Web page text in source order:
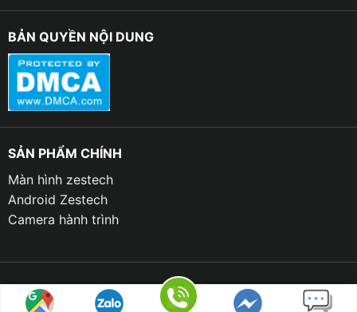
✦ Loa sub có kích thước lớn, âm thanh phát ra với
cường độ cao. Việc lắp đặt loa sub ở vị trí thích hợp sẽ
giúp tăng cường âm thanh và lan tỏa đều khắp khoang
cabin.
✦ Thiết bị giúp tăng cường âm trầm cho hệ thống âm
thanh nguyên bản cùng với đó là tạo cảm giác âm
ngồi trên xe có thể thưởng thức âm nhạc một cách
trọn vẹn và càng không bị ảnh hưởng bởi vị trí ngồi.
hiệu số) tiên tiến để điều chỉnh âm thanh phù hợp với
đặc điểm của xe, mang đến trải nghiệm âm thanh của
bạn được tốt nhất.
BẢN QUYỀN NỘI DUNG
SẢN PHẨM CHÍNH
Màn hình zestech
Android Zestech
Camera hành trình